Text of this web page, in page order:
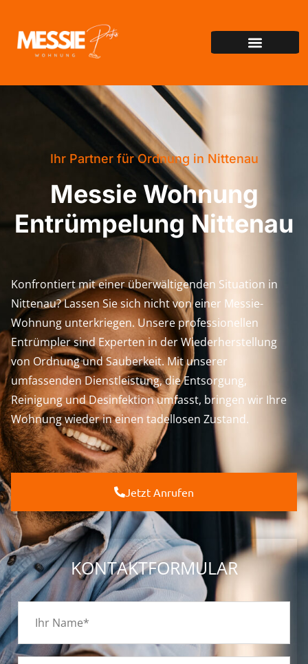
Ihr Partner für Ordnung in Nittenau
Messie Wohnung
Entrümpelung Nittenau
Konfrontiert mit einer überwältigenden Situation in
Nittenau? Lassen Sie sich nicht von einer Messie-
Wohnung unterkriegen. Unsere professionellen
Entrümpler sind Experten in der Wiederherstellung
von Ordnung und Sauberkeit. Mit unserer
umfassenden Dienstleistung, die Entsorgung,
Reinigung und Desinfektion umfasst, bringen wir Ihre
Wohnung wieder in einen tadellosen Zustand.
Jetzt Anrufen
KONTAKTFORMULAR